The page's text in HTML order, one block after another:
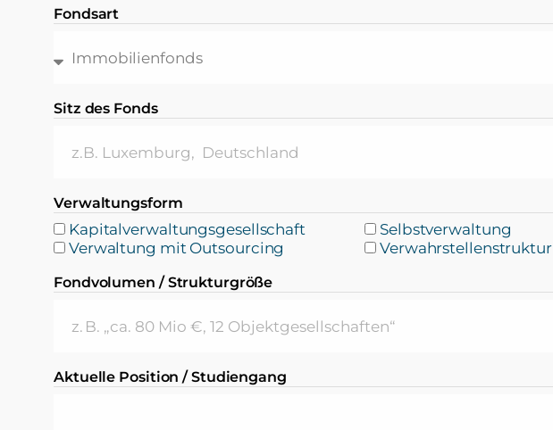
Fondsart
Sitz des Fonds
Verwaltungsform
Kapitalverwaltungsgesellschaft
Selbstverwaltung
Verwaltung mit Outsourcing
Verwahrstellenstruktur
Fondvolumen / Strukturgröße
Aktuelle Position / Studiengang